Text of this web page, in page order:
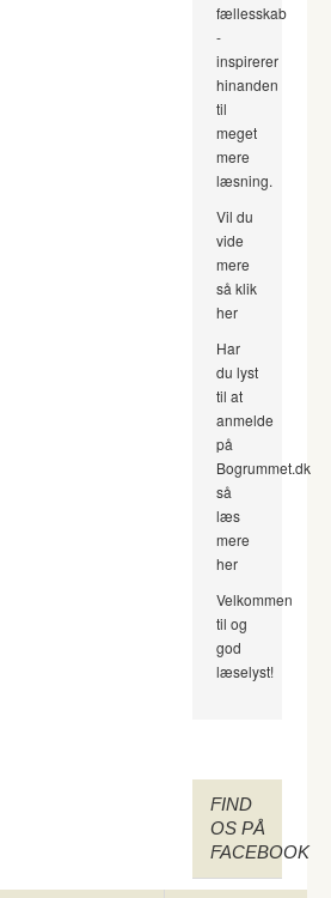
fællesskab
-
inspirerer
hinanden
til
meget
mere
læsning.
Vil du
vide
mere
så klik
her
Har
du lyst
til at
anmelde
på
Bogrummet.dk
så
læs
mere
her
Velkommen
til og
god
læselyst!
FIND
OS PÅ
FACEBOOK